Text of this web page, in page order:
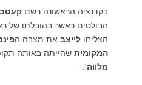
בקדנציה הראשונה רשם
הבולטים כאשר בהובלתו של
הצליחולייצב את מצבה ה
המקומית שהייתה באותה
מלווה'.